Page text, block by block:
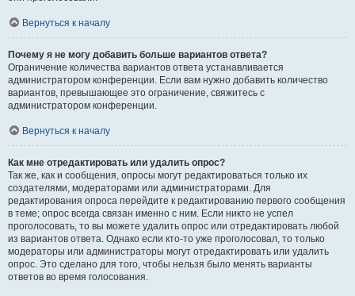
Вернуться к началу
Почему я не могу добавить больше вариантов ответа?
Ограничение количества вариантов ответа устанавливается
администратором конференции. Если вам нужно добавить количество
вариантов, превышающее это ограничение, свяжитесь с
администратором конференции.
Вернуться к началу
Как мне отредактировать или удалить опрос?
Так же, как и сообщения, опросы могут редактироваться только их
создателями, модераторами или администраторами. Для
редактирования опроса перейдите к редактированию первого сообщения
в теме; опрос всегда связан именно с ним. Если никто не успел
проголосовать, то вы можете удалить опрос или отредактировать любой
из вариантов ответа. Однако если кто-то уже проголосовал, то только
модераторы или администраторы могут отредактировать или удалить
опрос. Это сделано для того, чтобы нельзя было менять варианты
ответов во время голосования.